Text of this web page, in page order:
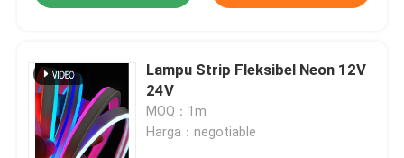
Lampu Strip Fleksibel Neon 12V
24V
MOQ：1m
Harga：negotiable